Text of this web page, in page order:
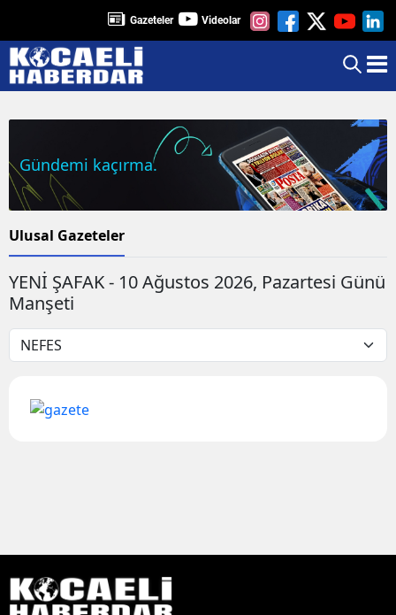
Gazeteler Videolar
Gündemi kaçırma.
Ulusal Gazeteler
YENİ ŞAFAK - 10 Ağustos 2026, Pazartesi Günü
Manşeti